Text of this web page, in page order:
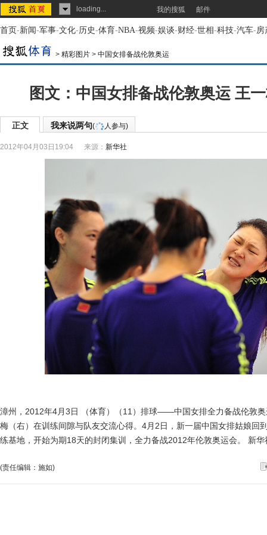
loading... 我的搜狐 邮件
首页-新闻-军事-文化-历史-体育-NBA-视频-娱谈-财经-世相-科技-汽车-房
> 精彩图片 > 中国女排备战伦敦奥运
图文：中国女排备战伦敦奥运 王
正文 我来说两句( 人参与)
2012年04月03日19:04 来源： 新华社
漳州，2012年4月3日 （体育）（11）排球——中国女排全力备战伦敦
梅（右）在训练间隙与队友交流心得。4月2日，新一届中国女排姑娘回
练基地，开始为期18天的封闭集训，全力备战2012年伦敦奥运会。 新
(责任编辑：施如)